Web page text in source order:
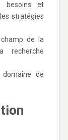
besoins et
stratégies
de la
recherche
de